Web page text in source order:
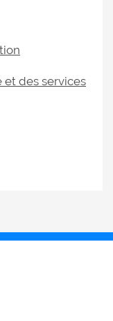
et des services